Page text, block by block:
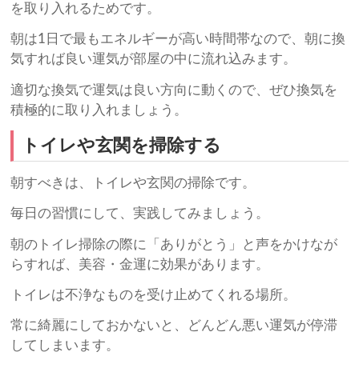
を取り入れるためです。
朝は1日で最もエネルギーが高い時間帯なので、朝に換
気すれば良い運気が部屋の中に流れ込みます。
適切な換気で運気は良い方向に動くので、ぜひ換気を
積極的に取り入れましょう。
トイレや玄関を掃除する
朝すべきは、トイレや玄関の掃除です。
毎日の習慣にして、実践してみましょう。
朝のトイレ掃除の際に「ありがとう」と声をかけなが
らすれば、美容・金運に効果があります。
トイレは不浄なものを受け止めてくれる場所。
常に綺麗にしておかないと、どんどん悪い運気が停滞
してしまいます。